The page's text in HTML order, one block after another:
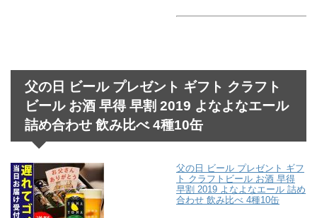
父の日 ビール プレゼント ギフト クラフト
ビール お酒 早得 早割 2019 よなよなエール
詰め合わせ 飲み比べ 4種10缶
父の日 ビール プレゼント ギフ
ト クラフトビール お酒 早得
早割 2019 よなよなエール 詰め
合わせ 飲み比べ 4種10缶